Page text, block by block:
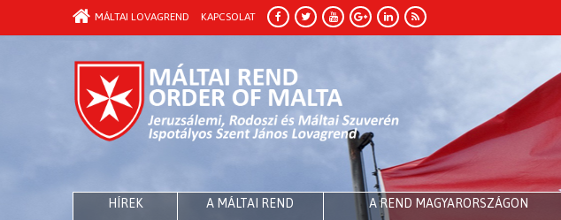
MÁLTAI LOVAGREND KAPCSOLAT
HÍREK A MÁLTAI REND A REND MAGYARORSZÁGON